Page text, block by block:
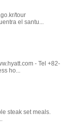
tour
el santu...
- Tel +82-
ho...
steak set meals.